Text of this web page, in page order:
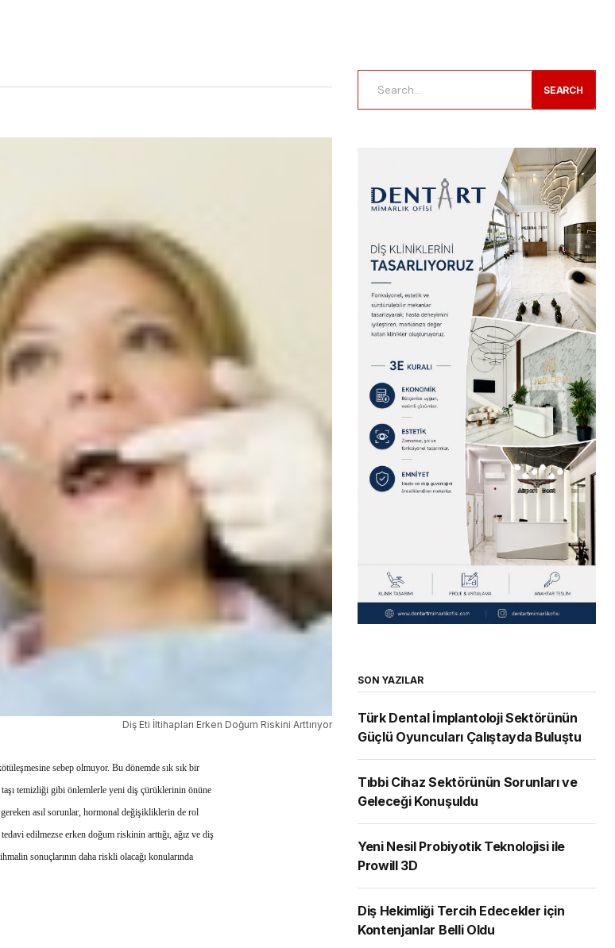
Diş Eti İltihapları Erken Doğum Riskini Arttırıyor
sebep olmuyor. Bu dönemde sık sık bir
temizliği gibi önlemlerle yeni diş çürüklerinin önüne
gereken asıl sorunlar, hormonal değişikliklerin de rol
edilmezse erken doğum riskinin arttığı, ağız ve diş
sonuçlarının daha riskli olacağı konularında
SEARCH
SON YAZILAR
Türk Dental İmplantoloji Sektörünün
Güçlü Oyuncuları Çalıştayda Buluştu
Tıbbi Cihaz Sektörünün Sorunları ve
Geleceği Konuşuldu
Yeni Nesil Probiyotik Teknolojisi ile
Prowill 3D
Diş Hekimliği Tercih Edecekler için
Kontenjanlar Belli Oldu